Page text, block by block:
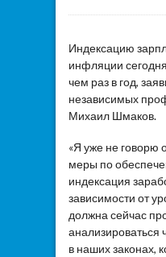
Индексацию
инфляции
чем раз в год,
независимых
Михаил Шмаков.
«Я уже не говорю
меры по
индексация
зависимости от
должна сейчас
анализироваться
в наших законах,